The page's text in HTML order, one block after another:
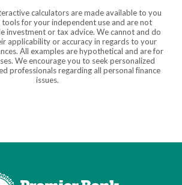
calculators are made available to you
tools for your independent use and are not
investment or tax advice. We cannot and do
applicability or accuracy in regards to your
All examples are hypothetical and are for
We encourage you to seek personalized
professionals regarding all personal finance
issues.
Bank of the South